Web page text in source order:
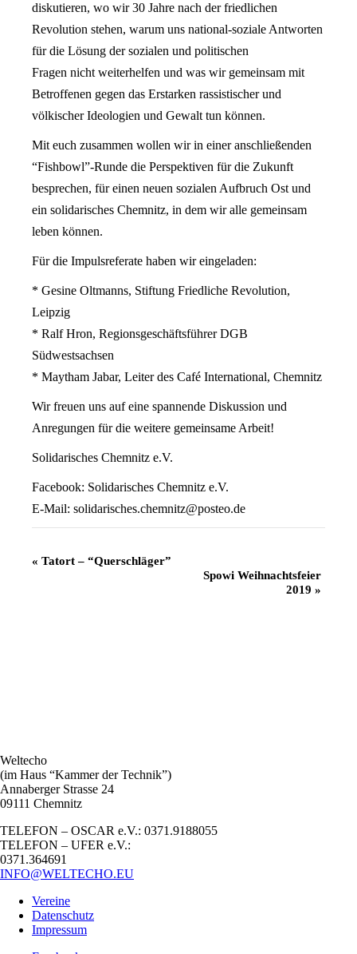
diskutieren, wo wir 30 Jahre nach der friedlichen
Revolution stehen, warum uns national-soziale Antworten
für die Lösung der sozialen und politischen
Fragen nicht weiterhelfen und was wir gemeinsam mit
Betroffenen gegen das Erstarken rassistischer und
völkischer Ideologien und Gewalt tun können.
Mit euch zusammen wollen wir in einer anschließenden
“Fishbowl”-Runde die Perspektiven für die Zukunft
besprechen, für einen neuen sozialen Aufbruch Ost und
ein solidarisches Chemnitz, in dem wir alle gemeinsam
leben können.
Für die Impulsreferate haben wir eingeladen:
* Gesine Oltmanns, Stiftung Friedliche Revolution,
Leipzig
* Ralf Hron, Regionsgeschäftsführer DGB
Südwestsachsen
* Maytham Jabar, Leiter des Café International, Chemnitz
Wir freuen uns auf eine spannende Diskussion und
Anregungen für die weitere gemeinsame Arbeit!
Solidarisches Chemnitz e.V.
Facebook: Solidarisches Chemnitz e.V.
E-Mail: solidarisches.chemnitz@posteo.de
Veranstaltung
« Tatort – “Querschläger”
Spowi Weihnachtsfeier
2019 »
Weltecho
(im Haus “Kammer der Technik”)
Annaberger Strasse 24
09111 Chemnitz
TELEFON – OSCAR e.V.: 0371.9188055
TELEFON – UFER e.V.:
0371.364691
INFO@WELTECHO.EU
Vereine
Datenschutz
Impressum